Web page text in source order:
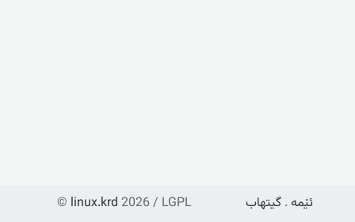
© linux.krd 2026 / LGPL ئێمە . گیتهاب